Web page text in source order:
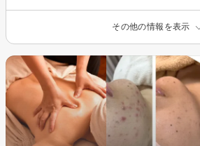
その他の情報を表示